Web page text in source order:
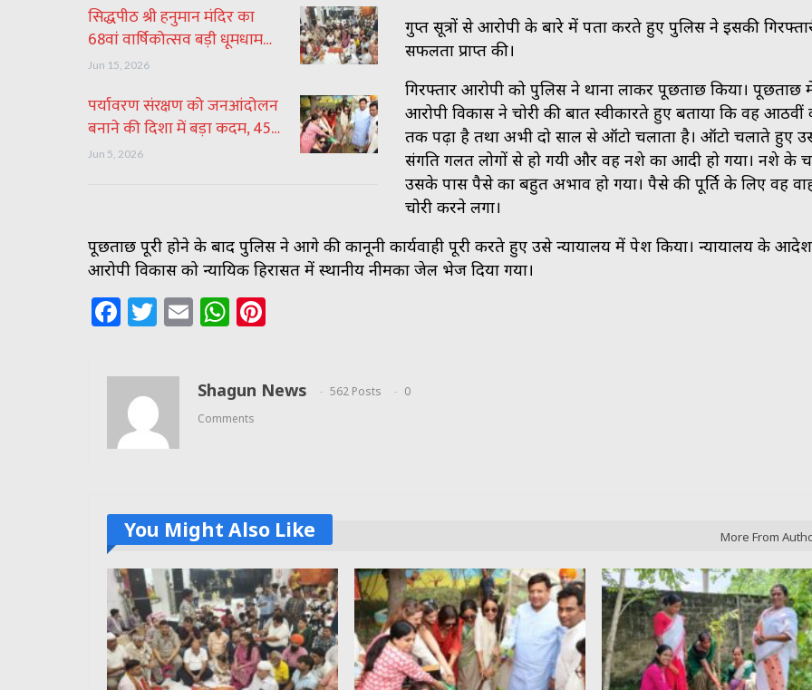
सिद्धपीठ श्री हनुमान मंदिर का
68वां वार्षिकोत्सव बड़ी धूमधाम…
Jun 15, 2026
पर्यावरण संरक्षण को जनआंदोलन
बनाने की दिशा में बड़ा कदम, 45…
Jun 5, 2026
गुप्त सूत्रों से आरोपी के बारे में पता करते हुए पुलिस ने इसकी
सफलता प्राप्त की।
गिरफ्तार आरोपी को पुलिस ने थाना लाकर पूछताछ किया। पूछताछ
आरोपी विकास ने चोरी की बात स्वीकारते हुए बताया कि वह आठवीं
तक पढ़ा है तथा अभी दो साल से ऑटो चलाता है। ऑटो चलाते हुए
संगति गलत लोगों से हो गयी और वह नशे का आदी हो गया। नशे के
उसके पास पैसे का बहुत अभाव हो गया। पैसे की पूर्ति के लिए वह
चोरी करने लगा।
पूछताछ पूरी होने के बाद पुलिस ने आगे की कानूनी कार्यवाही पूरी करते हुए उसे न्यायालय में पेश किया। न्यायालय के
आरोपी विकास को न्यायिक हिरासत में स्थानीय नीमका जेल भेज दिया गया।
Facebook
Twitter
EmailWhatsApp
Shagun News 562 Posts
0
Comments
You Might Also Like More From